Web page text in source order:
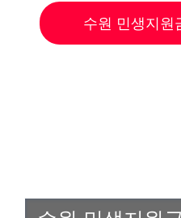
수원 민생지원